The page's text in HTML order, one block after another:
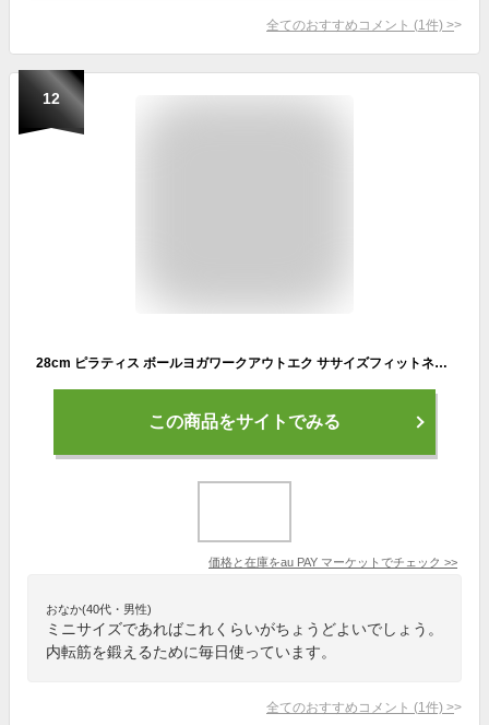
全てのおすすめコメント (1 件) >
12
28cm ピラティス ボールヨガワークアウトエク ササイズフィットネススイス ボールアンチ バーストパープル
この商品をサイトでみる
価格と在庫をau PAY マーケット でチェック >>
おなか(40代・男性)
ミニサイズであればこれくらいがちょうどよいでしょう。
内転筋を鍛えるために毎日使っています。
全てのおすすめコメント (1 件) >